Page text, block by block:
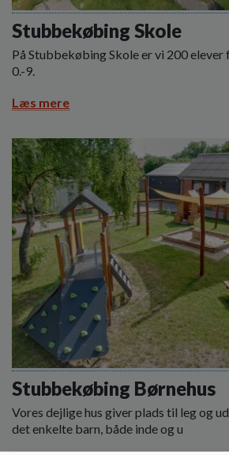
Stubbekøbing Skole
På Stubbekøbing Skole er vi 200 elever
0.-9.
Læs mere
Stubbekøbing Børnehus
Vores dejlige hus giver plads til leg og
det enkelte barn, både inde og u